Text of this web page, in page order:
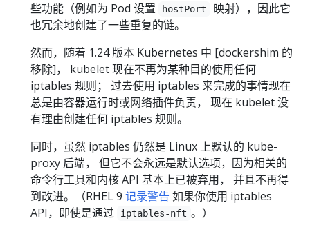
些功能（例如为 Pod 设置
hostPort
映射），因此它
也冗余地创建了一些重复的链。
然而，随着 1.24 版本 Kubernetes 中 [dockershim 的
移除]， kubelet 现在不再为某种目的使用任何
iptables 规则； 过去使用 iptables 来完成的事情现在
总是由容器运行时或网络插件负责， 现在 kubelet 没
有理由创建任何 iptables 规则。
同时，虽然 iptables 仍然是 Linux 上默认的 kube-
proxy 后端， 但它不会永远是默认选项，因为相关的
命令行工具和内核 API 基本上已被弃用， 并且不再得
到改进。（RHEL 9 记录警告 如果你使用 iptables
API，即使是通过
iptables-nft 。）